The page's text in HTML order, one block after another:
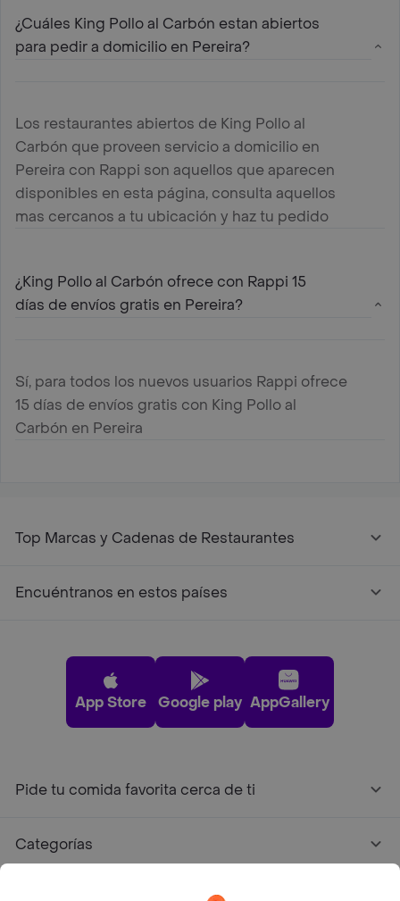
¿Cuáles King Pollo al Carbón estan abiertos
para pedir a domicilio en Pereira?
Los restaurantes abiertos de King Pollo al
Carbón que proveen servicio a domicilio en
Pereira con Rappi son aquellos que aparecen
disponibles en esta página, consulta aquellos
mas cercanos a tu ubicación y haz tu pedido
¿King Pollo al Carbón ofrece con Rappi 15
días de envíos gratis en Pereira?
Sí, para todos los nuevos usuarios Rappi ofrece
15 días de envíos gratis con King Pollo al
Carbón en Pereira
Top Marcas y Cadenas de Restaurantes
Encuéntranos en estos países
App Store Google play AppGallery
Pide tu comida favorita cerca de ti
Categorías